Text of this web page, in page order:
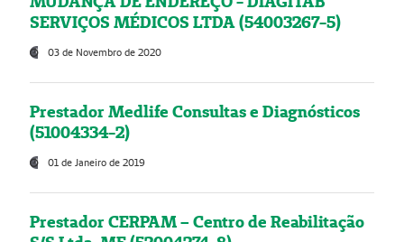
SERVIÇOS MÉDICOS LTDA (54003267-5)
03 de Novembro de 2020
Prestador Medlife Consultas e Diagnósticos
(51004334-2)
01 de Janeiro de 2019
Prestador CERPAM – Centro de Reabilitação